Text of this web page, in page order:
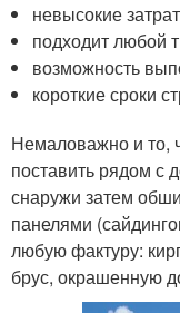
невысокие
подходит любой
возможность
короткие сроки
Немаловажно и то,
поставить рядом с
снаружи затем
панелями
любую фактуру:
брус, окрашенную